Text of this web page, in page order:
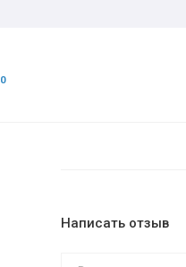
0
Написать отзыв